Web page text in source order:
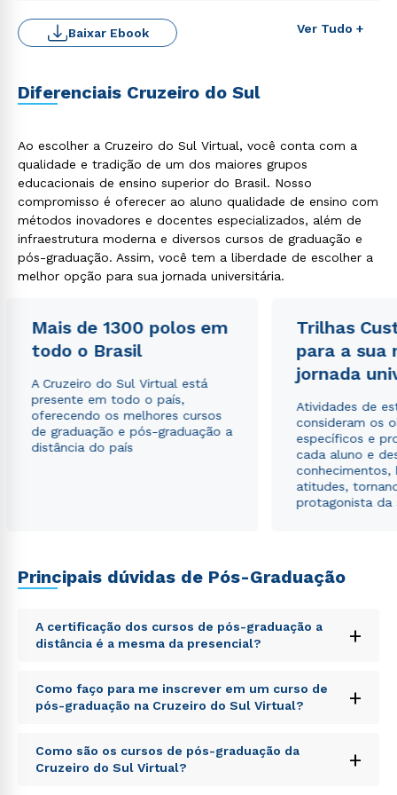
Ver Tudo +
Baixar Ebook
Diferenciais Cruzeiro do Sul
Ao escolher a Cruzeiro do Sul Virtual, você conta com a
qualidade e tradição de um dos maiores grupos
educacionais de ensino superior do Brasil. Nosso
compromisso é oferecer ao aluno qualidade de ensino com
métodos inovadores e docentes especializados, além de
infraestrutura moderna e diversos cursos de graduação e
pós-graduação. Assim, você tem a liberdade de escolher a
melhor opção para sua jornada universitária.
Mais de 1300 polos em
todo o Brasil
A Cruzeiro do Sul Virtual está
presente em todo o país,
oferecendo os melhores cursos
de graduação e pós-graduação a
distância do país
Trilhas
para a sua
jornada
Atividades de
consideram os
específicos e
cada aluno e
conhecimentos,
atitudes,
protagonista da
Principais dúvidas de Pós-Graduação
A certificação dos cursos de pós-graduação a
distância é a mesma da presencial?
+
Sed ut perspiciatis unde omnis iste natus error sit
voluptatem accusantium doloremque laudantium,
totam rem aperiam, eaque ipsa quae ab illo inventore
explicabo. Nemo enim ipsam voluptatem quia
voluptas sit aspernatur aut odit aut fugit, sed quia
Como faço para me inscrever em um curso de
pós-graduação na Cruzeiro do Sul Virtual?
+
Sed ut perspiciatis unde omnis iste natus error sit
voluptatem accusantium doloremque laudantium,
Como são os cursos de pós-graduação da
Cruzeiro do Sul Virtual?
+
Rápido e fácil
WhatsApp
ou
Política de Privacidade.
autorizo que meus dados sejam utilizados para o
envio de conteúdos da Cruzeiro do Sul.